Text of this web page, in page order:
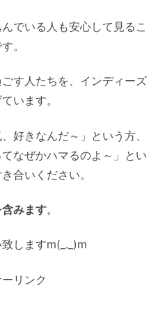
でいる人も安心して見るこ
。
す人たちを、インディーズ
います。
好きなんだ～」という方、
なぜかハマるのよ～」とい
合いください。
みます。
しますm(_._)m
リンク